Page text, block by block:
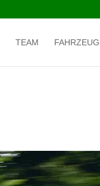
TEAM